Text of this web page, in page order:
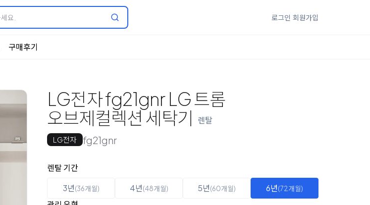
로그인 회원가입
구매후기
LG전자 fg21gnr LG 트롬
오브제컬렉션 세탁기
렌탈
LG전자 fg21gnr
옵션 선택
렌탈 선택
렌탈 기간
3년(36개월) 4년(48개월) 5년(60개월) 6년(72개월)